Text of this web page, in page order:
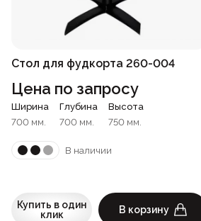
Стол для фудкорта 260-004
Цена по запросу
Ширина
700 мм.
Глубина
700 мм.
Высота
750 мм.
В наличии
Купить в один
клик
В корзину